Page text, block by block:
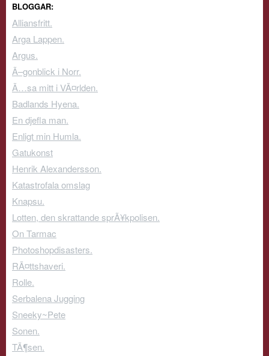
BLOGGAR:
Alliansfritt.
Arga Lappen.
Argus.
Ã–gonblick i Norr.
Ã…sa mitt i VÃ¤rlden.
Badlands Hyena.
En djefla man.
Enligt min Humla.
Gatukonst
Henrik Alexandersson.
Katastrofala omslag
Knapsu.
Lotten, den skrattande sprÃ¥kpolisen.
On Tarmac
Photoshopdisasters.
RÃ¤ttshaveri.
Rolle.
Serbalena Jugging
Sneeky~Pete
Sonen.
TÃ¶sen.